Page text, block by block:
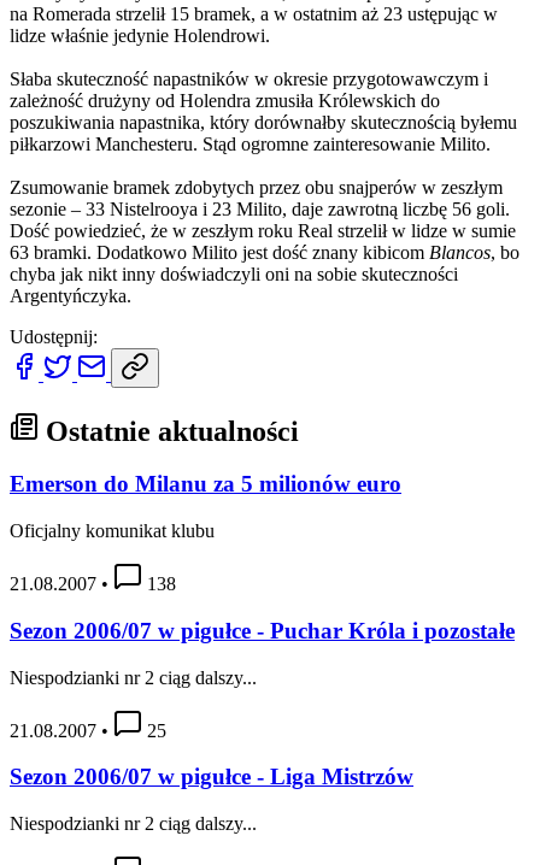
na Romerada strzelił 15 bramek, a w ostatnim aż 23 ustępując w
lidze właśnie jedynie Holendrowi.
Słaba skuteczność napastników w okresie przygotowawczym i
zależność drużyny od Holendra zmusiła Królewskich do
poszukiwania napastnika, który dorównałby skutecznością byłemu
piłkarzowi Manchesteru. Stąd ogromne zainteresowanie Milito.
Zsumowanie bramek zdobytych przez obu snajperów w zeszłym
sezonie – 33 Nistelrooya i 23 Milito, daje zawrotną liczbę 56 goli.
Dość powiedzieć, że w zeszłym roku Real strzelił w lidze w sumie
63 bramki. Dodatkowo Milito jest dość znany kibicom Blancos, bo
chyba jak nikt inny doświadczyli oni na sobie skuteczności
Argentyńczyka.
Udostępnij:
Ostatnie aktualności
Emerson do Milanu za 5 milionów euro
Oficjalny komunikat klubu
21.08.2007 • 138
Sezon 2006/07 w pigułce - Puchar Króla i pozostałe
Niespodzianki nr 2 ciąg dalszy...
21.08.2007 • 25
Sezon 2006/07 w pigułce - Liga Mistrzów
Niespodzianki nr 2 ciąg dalszy...